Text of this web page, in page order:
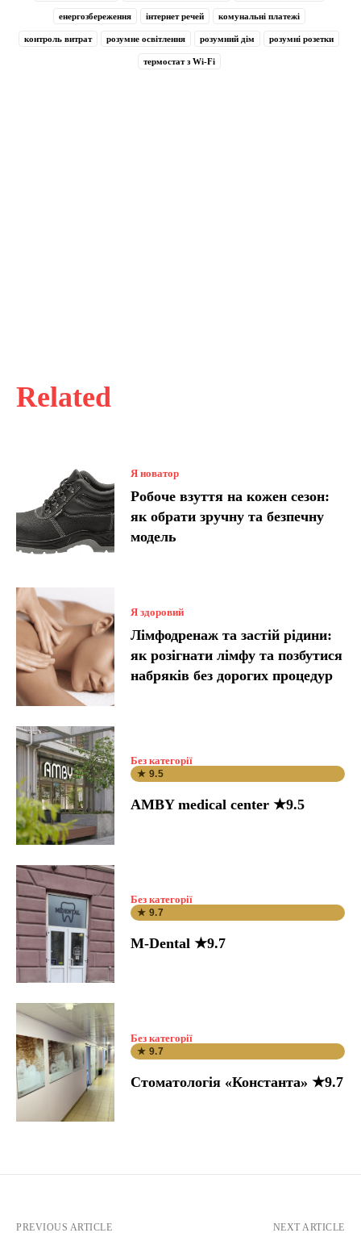
Related
Я новатор
Робоче взуття на кожен сезон:
як обрати зручну та безпечну
модель
Я здоровий
Лімфодренаж та застій рідини:
як розігнати лімфу та позбутися
набряків без дорогих процедур
Без категорії
★ 9.5
AMBY medical center ★9.5
Без категорії
★ 9.7
M-Dental ★9.7
Без категорії
★ 9.7
Стоматологія «Константа» ★9.7
енергозбереження інтернет речей комунальні платежі
контроль витрат розумне освітлення розумний дім розумні розетки
термостат з Wi-Fi
PREVIOUS ARTICLE NEXT ARTICLE